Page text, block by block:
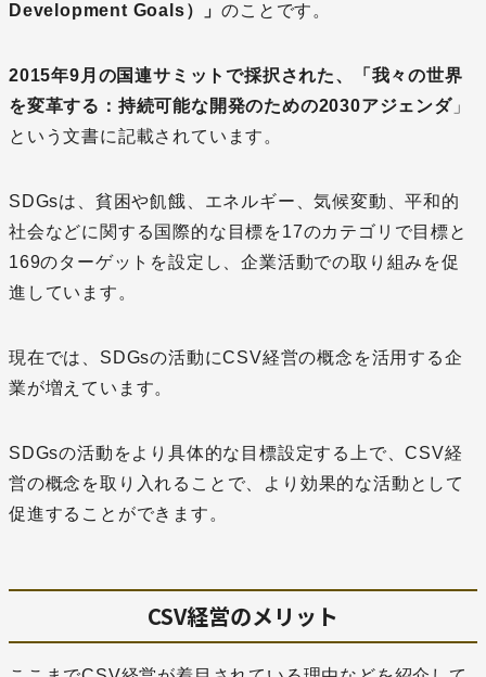
Development Goals）」のことです。
2015年9月の国連サミットで採択された、「我々の世界
を変革する：持続可能な開発のための2030アジェンダ」
という文書に記載されています。
SDGsは、貧困や飢餓、エネルギー、気候変動、平和的
社会などに関する国際的な目標を17のカテゴリで目標と
169のターゲットを設定し、企業活動での取り組みを促
進しています。
現在では、SDGsの活動にCSV経営の概念を活用する企
業が増えています。
SDGsの活動をより具体的な目標設定する上で、CSV経
営の概念を取り入れることで、より効果的な活動として
促進することができます。
CSV経営のメリット